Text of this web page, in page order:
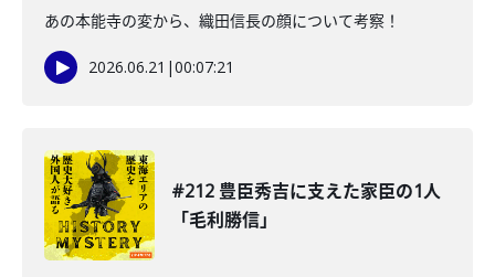
あの本能寺の変から、織田信長の顔について考察！
2026.06.21 |00:07:21
#212 豊臣秀吉に支えた家臣の1人
「毛利勝信」